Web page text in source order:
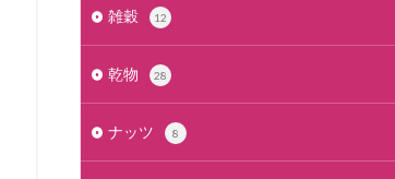
雑穀 12
乾物 28
ナッツ 8